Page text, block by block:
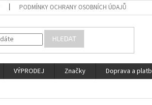
PODMÍNKY OCHRANY OSOBNÍCH ÚDAJŮ
HLEDAT
VÝPRODEJ Značky Doprava a